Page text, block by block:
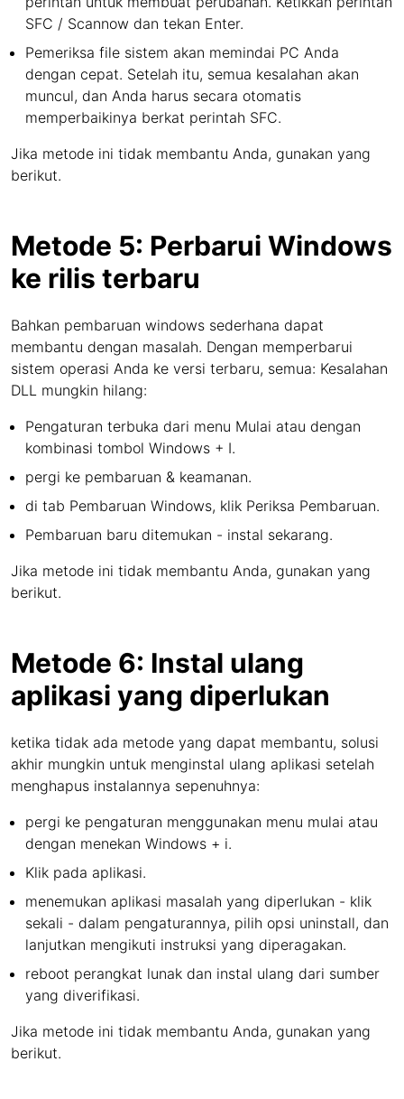
SFC / Scannow dan tekan Enter.
Pemeriksa file sistem akan memindai PC Anda
dengan cepat. Setelah itu, semua kesalahan akan
muncul, dan Anda harus secara otomatis
memperbaikinya berkat perintah SFC.
Jika metode ini tidak membantu Anda, gunakan yang
berikut.
Metode 5: Perbarui Windows
ke rilis terbaru
Bahkan pembaruan windows sederhana dapat
membantu dengan masalah. Dengan memperbarui
sistem operasi Anda ke versi terbaru, semua: Kesalahan
DLL mungkin hilang:
Pengaturan terbuka dari menu Mulai atau dengan
kombinasi tombol Windows + I.
pergi ke pembaruan & keamanan.
di tab Pembaruan Windows, klik Periksa Pembaruan.
Pembaruan baru ditemukan - instal sekarang.
Jika metode ini tidak membantu Anda, gunakan yang
berikut.
Metode 6: Instal ulang
aplikasi yang diperlukan
ketika tidak ada metode yang dapat membantu, solusi
akhir mungkin untuk menginstal ulang aplikasi setelah
menghapus instalannya sepenuhnya:
pergi ke pengaturan menggunakan menu mulai atau
dengan menekan Windows + i.
Klik pada aplikasi.
menemukan aplikasi masalah yang diperlukan - klik
sekali - dalam pengaturannya, pilih opsi uninstall, dan
lanjutkan mengikuti instruksi yang diperagakan.
reboot perangkat lunak dan instal ulang dari sumber
yang diverifikasi.
Jika metode ini tidak membantu Anda, gunakan yang
berikut.